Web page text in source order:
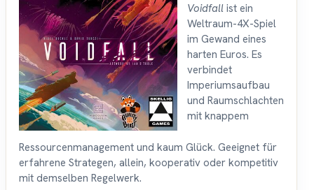
Voidfall ist ein
Weltraum-4X-Spiel
im Gewand eines
harten Euros. Es
verbindet
Imperiumsaufbau
und Raumschlachten
mit knappem
Ressourcenmanagement und kaum Glück. Geeignet für
erfahrene Strategen, allein, kooperativ oder kompetitiv
mit demselben Regelwerk.